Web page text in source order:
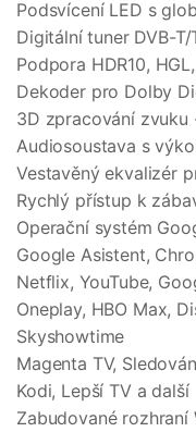
Podsvícení LED s
Digitální tuner DVB-
Podpora HDR10,
Dekoder pro Dolby
3D zpracování zvuku
Audiosoustava s
Vestavěný ekvalizér
Rychlý přístup k
Operační systém
Google Asistent,
Netflix, YouTube,
Oneplay, HBO Max,
Skyshowtime
Magenta TV,
Kodi, Lepší TV a další
Zabudované rozhraní